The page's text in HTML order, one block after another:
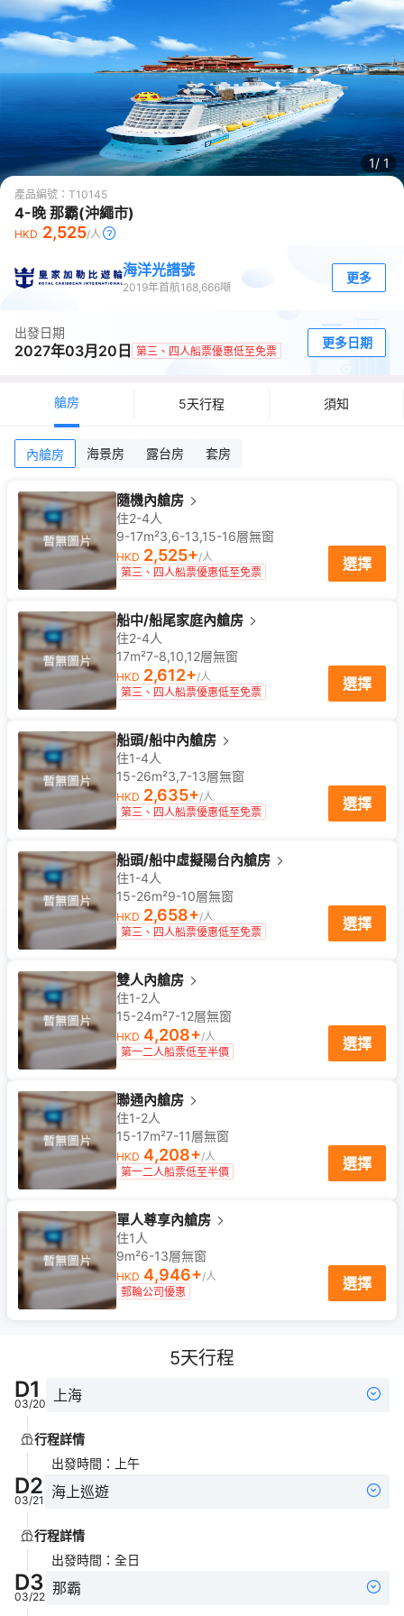
1/ 1
產品編號： T10145
4-晚 那霸(沖繩市)
HKD 2,525/人
海洋光譜號
2019年首航168,666噸
更多
出發日期
2027年03月20日 第三、四人船票優惠低至免票
更多日期
艙房 5天行程 須知
內艙房 海景房 露台房 套房
隨機內艙房
住2-4人
9-17m²3,6-13,15-16層無窗
HKD 2,525+/人
第三、四人船票優惠低至免票
選擇
船中/船尾家庭內艙房
住2-4人
17m²7-8,10,12層無窗
HKD 2,612+/人
第三、四人船票優惠低至免票
選擇
船頭/船中內艙房
住1-4人
15-26m²3,7-13層無窗
HKD 2,635+/人
第三、四人船票優惠低至免票
選擇
船頭/船中虛擬陽台內艙房
住1-4人
15-26m²9-10層無窗
HKD 2,658+/人
第三、四人船票優惠低至免票
選擇
雙人內艙房
住1-2人
15-24m²7-12層無窗
HKD 4,208+/人
第一二人船票低至半價
選擇
聯通內艙房
住1-2人
15-17m²7-11層無窗
HKD 4,208+/人
第一二人船票低至半價
選擇
單人尊享內艙房
住1人
9m²6-13層無窗
HKD 4,946+/人
郵輪公司優惠
選擇
5天行程
D1
03/20 上海
行程詳情
出發時間 ： 上午
D2
03/21 海上巡遊
行程詳情
出發時間 ： 全日
D3
03/22 那霸